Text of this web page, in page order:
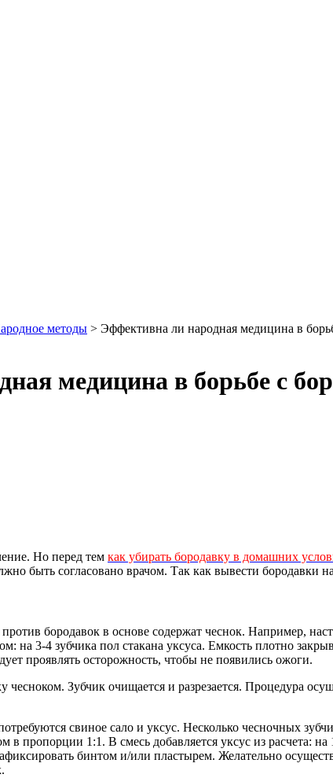
методы > Эффективна ли народная медицина в
медицина в борьбе с
Но перед тем как убирать бородавку в домашних
быть согласовано врачом. Так как вывести бородавки
бородавок в основе содержат чеснок. Например,
на 3-4 зубчика пол стакана уксуса. Емкость плотно
проявлять осторожность, чтобы не появились ожоги.
чесноком. Зубчик очищается и разрезается. Процедура
свиное сало и уксус. Несколько чесночных
пропорции 1:1. В смесь добавляется уксус из расчета:
бинтом и/или пластырем. Желательно